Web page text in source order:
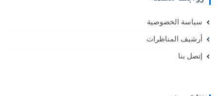
سياسة الخصوصية
أرشيف المناظرات
إتصل بنا